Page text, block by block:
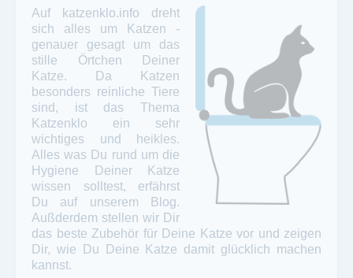
Auf katzenklo.info dreht
sich alles um Katzen -
genauer gesagt um das
stille Örtchen Deiner
Katze. Da Katzen
besonders reinliche Tiere
sind, ist das Thema
Katzenklo ein sehr
wichtiges und heikles.
Alles was Du rund um die
Hygiene Deiner Katze
wissen solltest, erfährst
Du auf unserem Blog.
Außderdem stellen wir Dir
das beste Zubehör für Deine Katze vor und zeigen
Dir, wie Du Deine Katze damit glücklich machen
kannst.